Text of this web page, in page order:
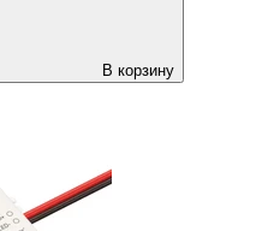
В корзину